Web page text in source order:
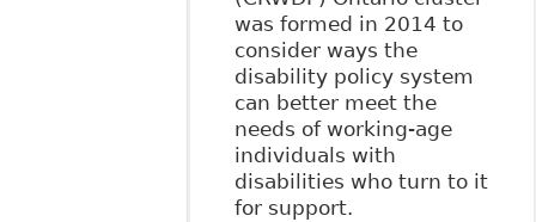
was formed in 2014 to
consider ways the
disability policy system
can better meet the
needs of working-age
individuals with
disabilities who turn to it
for support.